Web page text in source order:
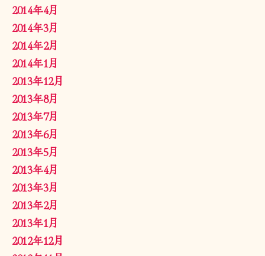
2014年4月
2014年3月
2014年2月
2014年1月
2013年12月
2013年8月
2013年7月
2013年6月
2013年5月
2013年4月
2013年3月
2013年2月
2013年1月
2012年12月